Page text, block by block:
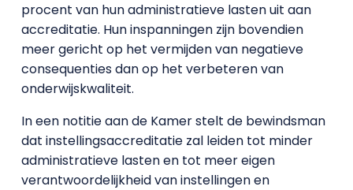
procent van hun administratieve lasten uit aan
accreditatie. Hun inspanningen zijn bovendien
meer gericht op het vermijden van negatieve
consequenties dan op het verbeteren van
onderwijskwaliteit.
In een notitie aan de Kamer stelt de bewindsman
dat instellingsaccreditatie zal leiden tot minder
administratieve lasten en tot meer eigen
verantwoordelijkheid van instellingen en